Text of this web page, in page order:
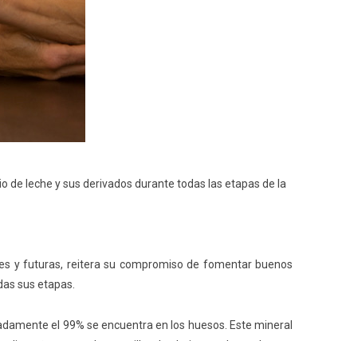
de leche y sus derivados durante todas las etapas de la
yfuturas, reitera su compromiso de fomentar buenos
sus etapas.
el 99% se encuentra en los huesos. Este mineral